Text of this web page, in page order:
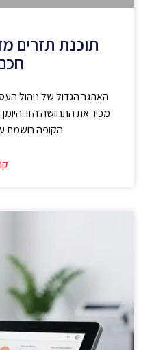
תוכנת תזרים
האתגר הגדול של ניהול
מכיר את התחושה הזו:
הקופה רושמת